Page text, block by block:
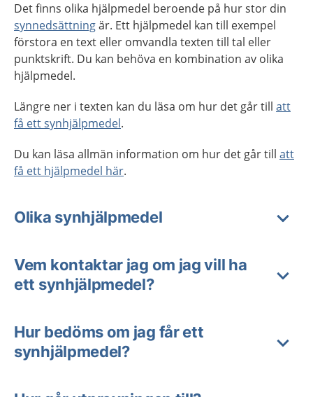
Det finns olika hjälpmedel beroende på hur stor din
synnedsättningär. Ett hjälpmedel kan till exempel
förstora en text eller omvandla texten till tal eller
punktskrift. Du kan behöva en kombination av olika
hjälpmedel.
Längre ner i texten kan du läsa om hur det går till att
få ett synhjälpmedel.
Du kan läsa allmän information om hur det går till att
få ett hjälpmedel här.
Olika synhjälpmedel
Vem kontaktar jag om jag vill ha
ett synhjälpmedel?
Hur bedöms om jag får ett
synhjälpmedel?